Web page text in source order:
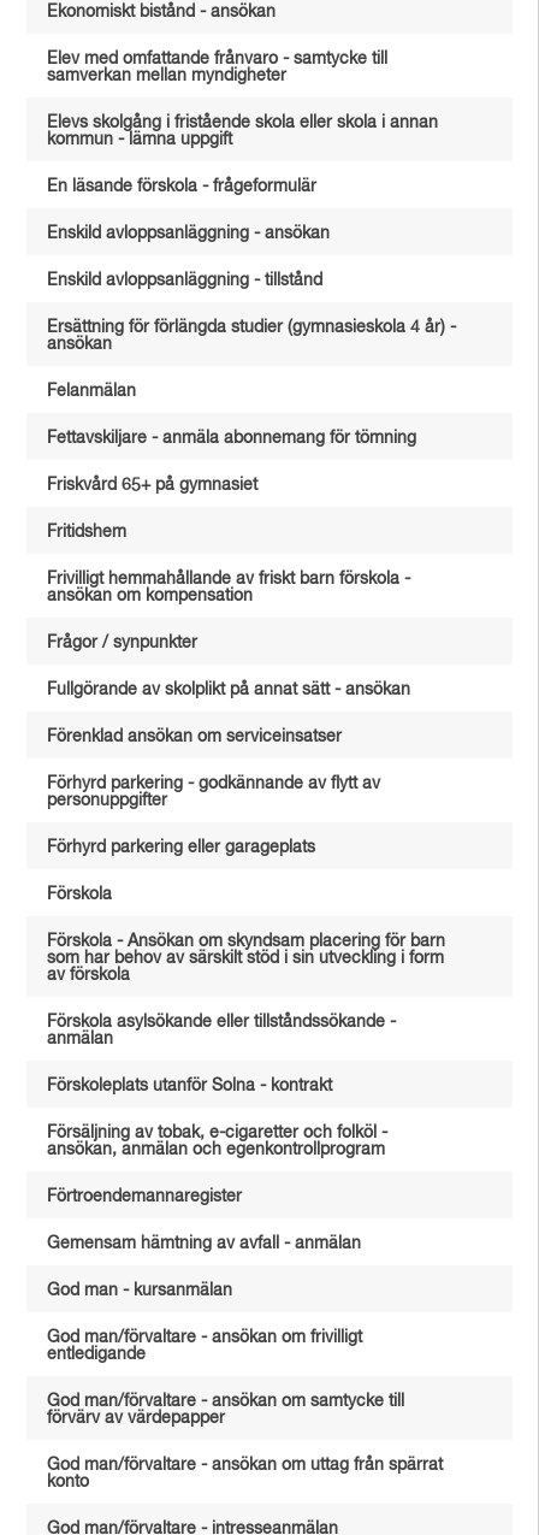
Ekonomiskt bistånd - ansökan
Elev med omfattande frånvaro - samtycke till
samverkan mellan myndigheter
Elevs skolgång i fristående skola eller skola i annan
kommun - lämna uppgift
En läsande förskola - frågeformulär
Enskild avloppsanläggning - ansökan
Enskild avloppsanläggning - tillstånd
Ersättning för förlängda studier (gymnasieskola 4 år) -
ansökan
Felanmälan
Fettavskiljare - anmäla abonnemang för tömning
Friskvård 65+ på gymnasiet
Fritidshem
Frivilligt hemmahållande av friskt barn förskola -
ansökan om kompensation
Frågor / synpunkter
Fullgörande av skolplikt på annat sätt - ansökan
Förenklad ansökan om serviceinsatser
Förhyrd parkering - godkännande av flytt av
personuppgifter
Förhyrd parkering eller garageplats
Förskola
Förskola - Ansökan om skyndsam placering för barn
som har behov av särskilt stöd i sin utveckling i form
av förskola
Förskola asylsökande eller tillståndssökande -
anmälan
Förskoleplats utanför Solna - kontrakt
Försäljning av tobak, e-cigaretter och folköl -
ansökan, anmälan och egenkontrollprogram
Förtroendemannaregister
Gemensam hämtning av avfall - anmälan
God man - kursanmälan
God man/förvaltare - ansökan om frivilligt
entledigande
God man/förvaltare - ansökan om samtycke till
förvärv av värdepapper
God man/förvaltare - ansökan om uttag från spärrat
konto
God man/förvaltare - intresseanmälan